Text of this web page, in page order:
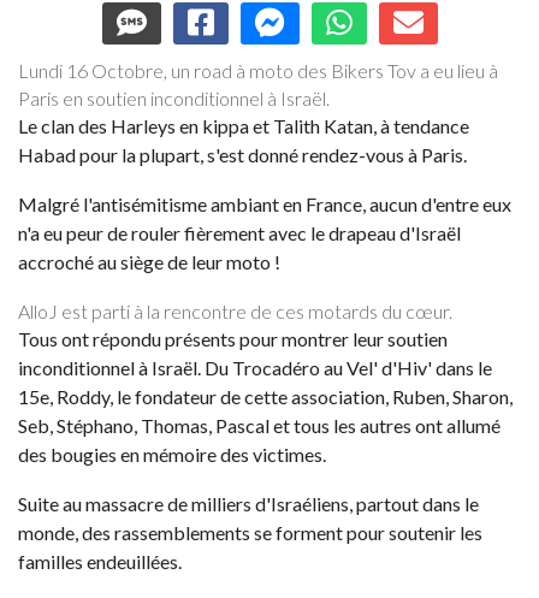
Lundi 16 Octobre, un road à moto des Bikers Tov a eu lieu à
Paris en soutien inconditionnel à Israël.
Le clan des Harleys en kippa et Talith Katan, à tendance
Habad pour la plupart, s'est donné rendez-vous à Paris.
Malgré l'antisémitisme ambiant en France, aucun d'entre eux
n'a eu peur de rouler fièrement avec le drapeau d'Israël
accroché au siège de leur moto !
AlloJ est parti à la rencontre de ces motards du cœur.
Tous ont répondu présents pour montrer leur soutien
inconditionnel à Israël. Du Trocadéro au Vel' d'Hiv' dans le
15e, Roddy, le fondateur de cette association, Ruben, Sharon,
Seb, Stéphano, Thomas, Pascal et tous les autres ont allumé
des bougies en mémoire des victimes.
Suite au massacre de milliers d'Israéliens, partout dans le
monde, des rassemblements se forment pour soutenir les
familles endeuillées.